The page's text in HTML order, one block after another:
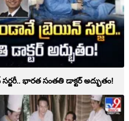
భారత సంతతి డాక్టర్ అద్భుతం!